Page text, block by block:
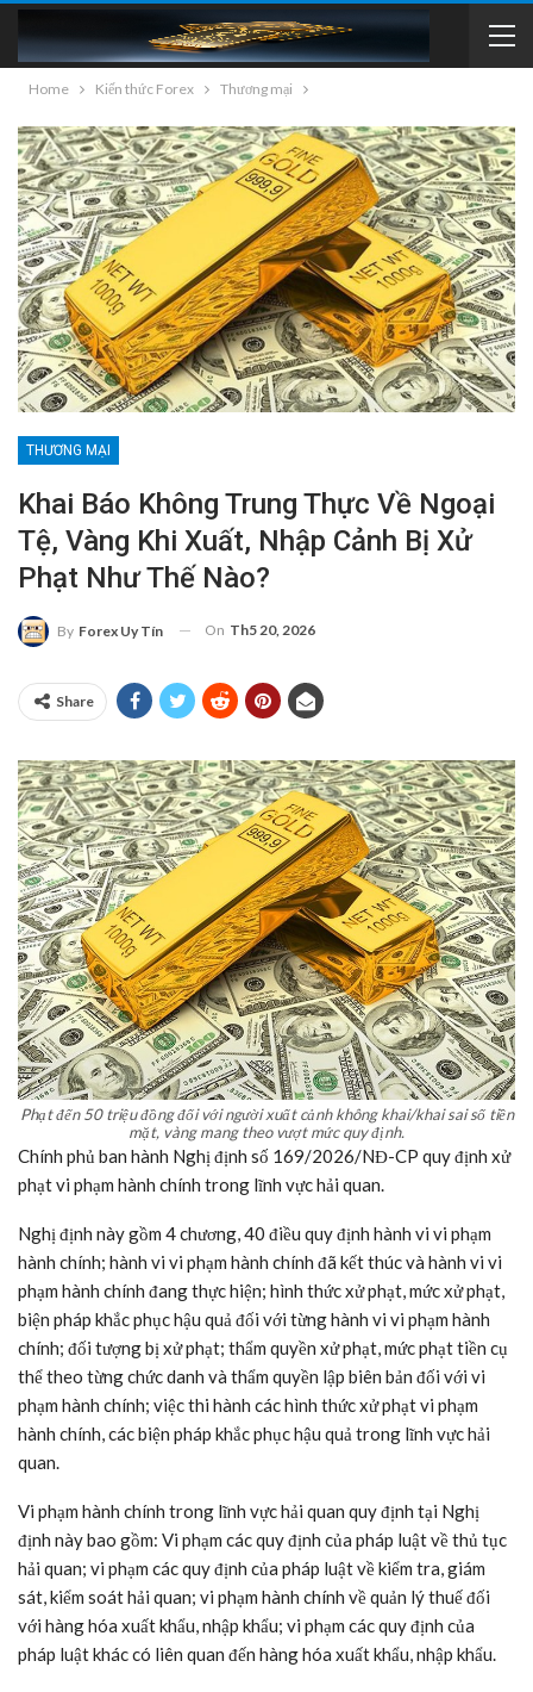
Home Kiến thức Forex Thương mại
THƯƠNG MẠI
Khai Báo Không Trung Thực Về Ngoại
Tệ, Vàng Khi Xuất, Nhập Cảnh Bị Xử
Phạt Như Thế Nào?
By Forex Uy Tín On Th5 20, 2026
Share
Phạt đến 50 triệu đồng đối với người xuất cảnh không khai/khai sai số tiền
mặt, vàng mang theo vượt mức quy định.
Chính phủ ban hành Nghị định số 169/2026/NĐ-CP quy định xử
phạt vi phạm hành chính trong lĩnh vực hải quan.
Nghị định này gồm 4 chương, 40 điều quy định hành vi vi phạm
hành chính; hành vi vi phạm hành chính đã kết thúc và hành vi vi
phạm hành chính đang thực hiện; hình thức xử phạt, mức xử phạt,
biện pháp khắc phục hậu quả đối với từng hành vi vi phạm hành
chính; đối tượng bị xử phạt; thẩm quyền xử phạt, mức phạt tiền cụ
thể theo từng chức danh và thẩm quyền lập biên bản đối với vi
phạm hành chính; việc thi hành các hình thức xử phạt vi phạm
hành chính, các biện pháp khắc phục hậu quả trong lĩnh vực hải
quan.
Vi phạm hành chính trong lĩnh vực hải quan quy định tại Nghị
định này bao gồm: Vi phạm các quy định của pháp luật về thủ tục
hải quan; vi phạm các quy định của pháp luật về kiểm tra, giám
sát, kiểm soát hải quan; vi phạm hành chính về quản lý thuế đối
với hàng hóa xuất khẩu, nhập khẩu; vi phạm các quy định của
pháp luật khác có liên quan đến hàng hóa xuất khẩu, nhập khẩu.